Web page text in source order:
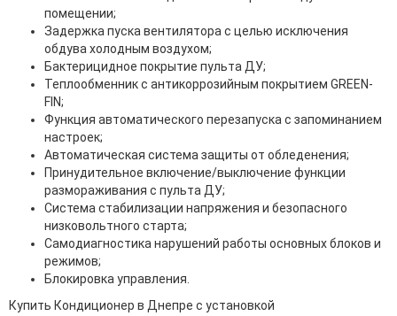
помещении;
Задержка пуска вентилятора с целью исключения
обдува холодным воздухом;
Бактерицидное покрытие пульта ДУ;
Теплообменник с антикоррозийным покрытием GREEN-
FIN;
Функция автоматического перезапуска с запоминанием
настроек;
Автоматическая система защиты от обледенения;
Принудительное включение/выключение функции
размораживания с пульта ДУ;
Система стабилизации напряжения и безопасного
низковольтного старта;
Самодиагностика нарушений работы основных блоков и
режимов;
Блокировка управления.
Купить Кондиционер в Днепре с установкой